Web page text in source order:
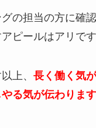
の担当の方に確認
ピールはアリです
上、 長く働く気
る気が伝わります